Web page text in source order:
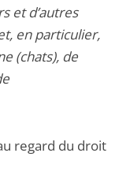
et d’autres
en particulier,
(chats), de
regard du droit